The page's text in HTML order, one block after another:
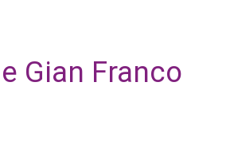
Gian Franco